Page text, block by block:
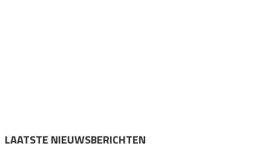
LAATSTE NIEUWSBERICHTEN